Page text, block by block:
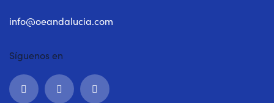
info@oeandalucia.com
Síguenos en